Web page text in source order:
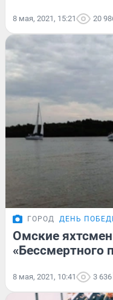
8 мая, 2021, 15:21 20
ГОРОД ДЕНЬ
Омские
«Бессмертного
8 мая, 2021, 10:41 3 636